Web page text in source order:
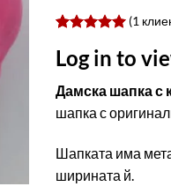
5.0от 5,
базирано
на
потребителски
оценки
(1
Log in to
Дамска шапка с
шапка с
Шапката има
ширината й.